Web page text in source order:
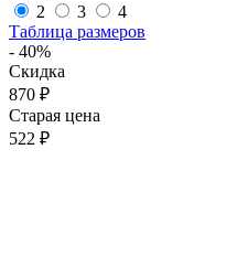
2
3
4
Таблица размеров
- 40%
Скидка
870 ₽
Старая цена
522 ₽